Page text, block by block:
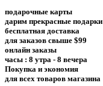
подарочные карты
дарим прекрасные подарки
бесплатная доставка
для заказов свыше $99
онлайн заказы
часы : 8 утра - 8 вечера
Покупка и экономия
для всех товаров магазина